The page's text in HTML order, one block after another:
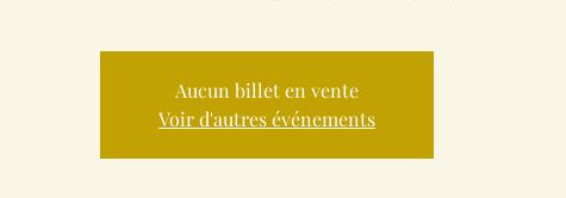
Aucun billet en vente
Voir d'autres événements